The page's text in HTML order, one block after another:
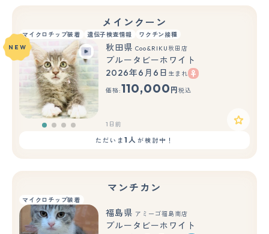
メインクーン
マイクロチップ装着 遺伝子検査情報
ワクチン接種
NEW
秋田県 Coo&RIKU秋田店
ブルータビーホワイト
2026年6月6日 生まれ
価格:110,000 円 税込
1日前
ただいま1人 が検討中！
マンチカン
マイクロチップ装着
福島県 アミーゴ福島南店
ブルータビーホワイト